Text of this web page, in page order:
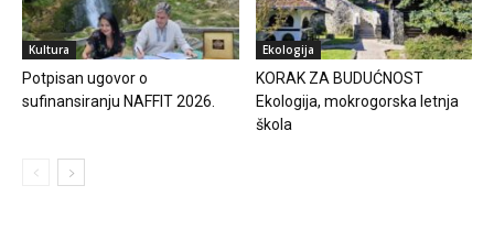
Kultura
Potpisan ugovor o
sufinansiranju NAFFIT 2026.
Ekologija
KORAK ZA BUDUĆNOST
Ekologija, mokrogorska letnja
škola